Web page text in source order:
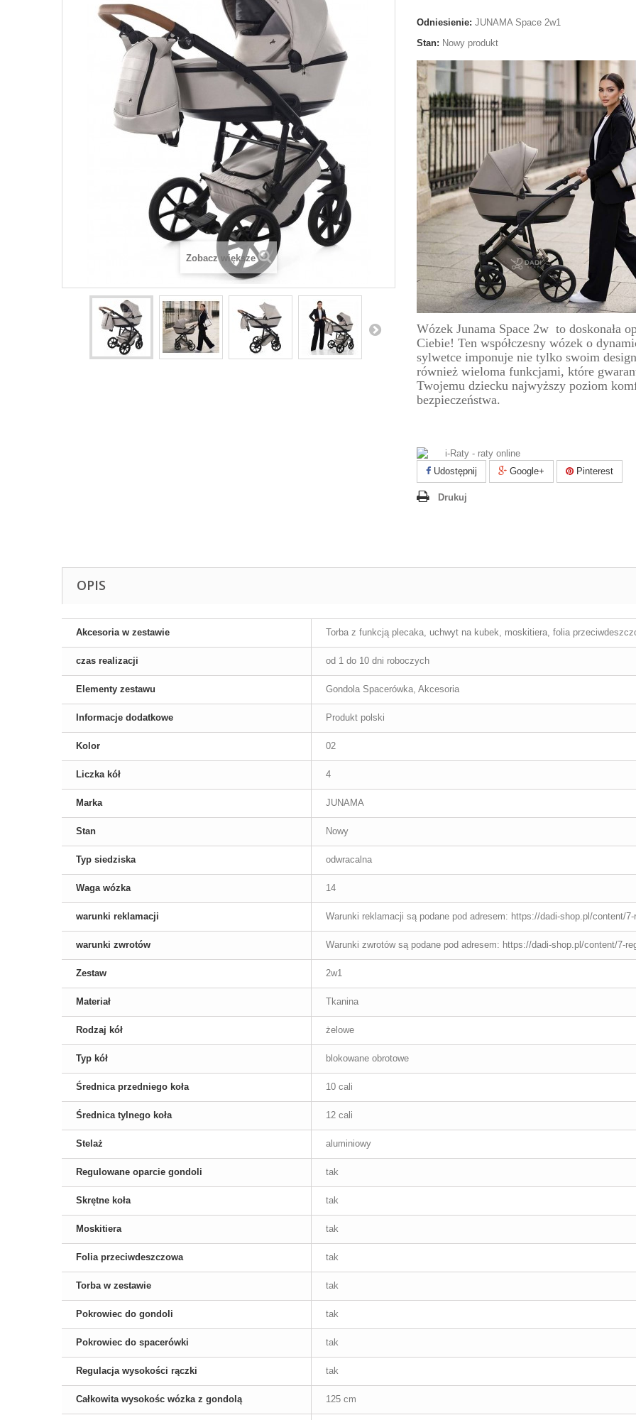
Zobacz większe
Odniesienie: JUNAMA Space 2w1
Stan: Nowy produkt
Wózek Junama Space 2w to doskonała
Ciebie! Ten współczesny wózek o
sylwetce imponuje nie tylko swoim
również wieloma funkcjami, które
Twojemu dziecku najwyższy poziom
bezpieczeństwa.
Udostępnij Google+ Pinterest
Drukuj
OPIS
Akcesoria w zestawie Torba z funkcją plecaka, uchwyt na kubek, moskitiera, folia
czas realizacji od 1 do 10 dni roboczych
Elementy zestawu Gondola Spacerówka, Akcesoria
Informacje dodatkowe Produkt polski
Kolor 02
Liczka kół 4
Marka JUNAMA
Stan Nowy
Typ siedziska odwracalna
Waga wózka 14
warunki reklamacji Warunki reklamacji są podane pod adresem: https://dadi-shop.pl/content/7-
warunki zwrotów Warunki zwrotów są podane pod adresem: https://dadi-shop.pl/content/7-
Zestaw 2w1
Materiał Tkanina
Rodzaj kół żelowe
Typ kół blokowane obrotowe
Średnica przedniego koła 10 cali
Średnica tylnego koła 12 cali
Stelaż aluminiowy
Regulowane oparcie gondoli tak
Skrętne koła tak
Moskitiera tak
Folia przeciwdeszczowa tak
Torba w zestawie tak
Pokrowiec do gondoli tak
Pokrowiec do spacerówki tak
Regulacja wysokości rączki tak
Całkowita wysokośc wózka z gondolą 125 cm